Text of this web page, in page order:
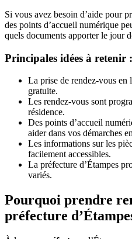
Si vous avez besoin d’aide pour
des points d’accueil numérique
quels documents apporter le jour
Principales idées à retenir :
La prise de rendez-vous en
gratuite.
Les rendez-vous sont
résidence.
Des points d’accueil
aider dans vos démarches
Les informations sur les
facilement accessibles.
La préfecture d’Étampes
variés.
Pourquoi prendre
préfecture